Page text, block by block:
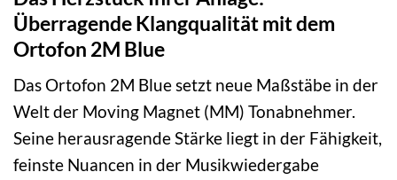
Überragende Klangqualität mit dem
Ortofon 2M Blue
Das Ortofon 2M Blue setzt neue Maßstäbe in der
Welt der Moving Magnet (MM) Tonabnehmer.
Seine herausragende Stärke liegt in der Fähigkeit,
feinste Nuancen in der Musikwiedergabe